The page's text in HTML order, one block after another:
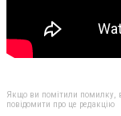
Якщо ви помітили помилку,
повідомити про це редакцію